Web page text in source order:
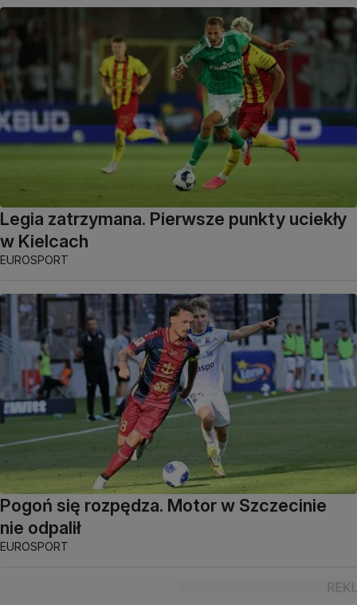
Legia zatrzymana. Pierwsze punkty uciekły
w Kielcach
EUROSPORT
Pogoń się rozpędza. Motor w Szczecinie
nie odpalił
EUROSPORT